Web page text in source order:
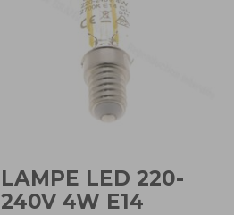
LAMPE LED 220-
240V 4W E14